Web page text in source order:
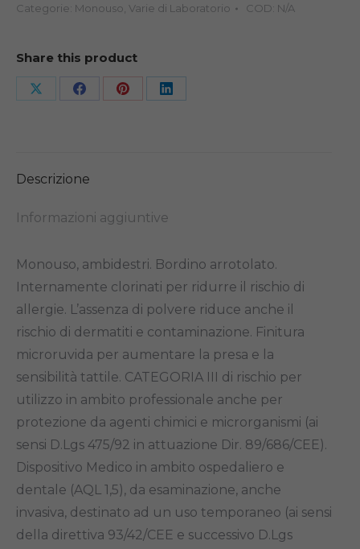
10X100PZ
Categorie: Monouso Varie di Laboratorio COD: N/A
Share this product
Share
Share Share Share
Descrizione
Informazioni aggiuntive
Monouso, ambidestri. Bordino arrotolato.
Internamente clorinati per ridurre il rischio di
allergie. L’assenza di polvere riduce anche il
rischio di dermatiti e contaminazione. Finitura
microruvida per aumentare la presa e la
sensibilità tattile. CATEGORIA III di rischio per
utilizzo in ambito professionale anche per
protezione da agenti chimici e microrganismi (ai
sensi D.Lgs 475/92 in attuazione Dir. 89/686/CEE).
Dispositivo Medico in ambito ospedaliero e
dentale (AQL 1,5), da esaminazione, anche
invasiva, destinato ad un uso temporaneo (ai sensi
della direttiva 93/42/CEE e successivo D.Lgs